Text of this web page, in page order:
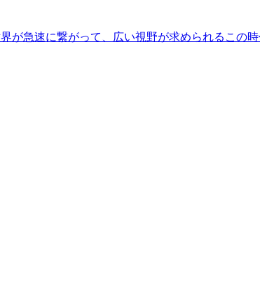
が急速に繋がって、広い視野が求められるこの